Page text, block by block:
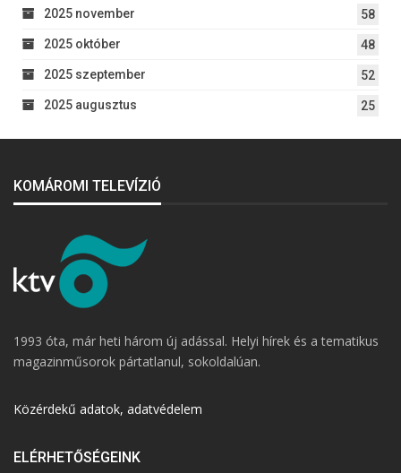
2025 november 58
2025 október 48
2025 szeptember 52
2025 augusztus 25
KOMÁROMI TELEVÍZIÓ
1993 óta, már heti három új adással. Helyi hírek és a tematikus
magazinműsorok pártatlanul, sokoldalúan.
Közérdekű adatok, adatvédelem
ELÉRHETŐSÉGEINK